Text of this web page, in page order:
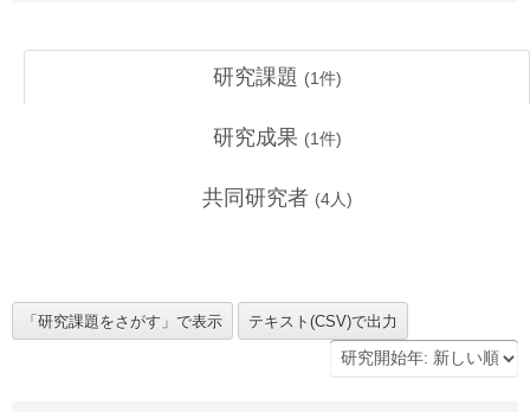
研究課題 (1件)
研究成果 (1件)
共同研究者 (4人)